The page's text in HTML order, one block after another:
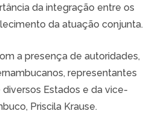
da integração entre os
da atuação conjunta.
a presença de autoridades,
representantes
Estados e da vice-
Priscila Krause.